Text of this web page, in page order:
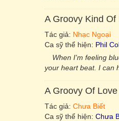
A Groovy Kind Of
Tác giả: Nhạc Ngoại
Ca sỹ thể hiện: Phil
When I'm feeling
your heart beat. I can
A Groovy Of Love
Tác giả: Chưa Biết
Ca sỹ thể hiện: Chưa